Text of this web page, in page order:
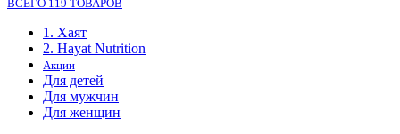
ВСЕГО 119 ТОВАРОВ
1. Хаят
2. Hayat Nutrition
Акции
Для детей
Для мужчин
Для женщин